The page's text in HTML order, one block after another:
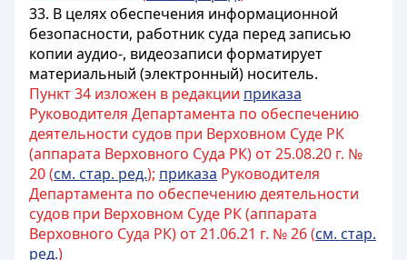
33. В целях обеспечения информационной
безопасности, работник суда перед записью
копии аудио-, видеозаписи форматирует
материальный (электронный) носитель.
Пункт 34 изложен в редакции приказа
Руководителя Департамента по обеспечению
деятельности судов при Верховном Суде РК
(аппарата Верховного Суда РК) от 25.08.20 г. №
20 (см. стар. ред.); приказа Руководителя
Департамента по обеспечению деятельности
судов при Верховном Суде РК (аппарата
Верховного Суда РК) от 21.06.21 г. № 26 (см. стар.
ред.)